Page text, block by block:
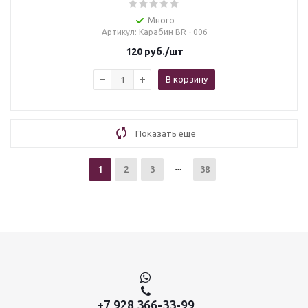
Много
Артикул: Карабин BR - 006
120руб./шт
В корзину
Показать еще
1 2 3 38
+7 928 366-33-99